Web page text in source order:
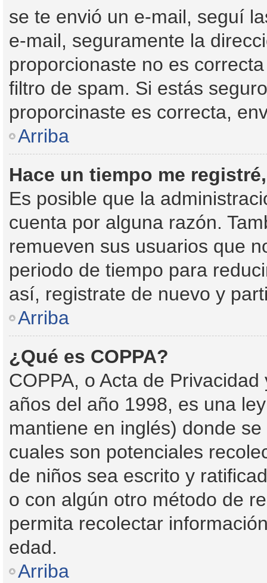
se te envió un e-mail, seguí
e-mail, seguramente la
proporcionaste no es
filtro de spam. Si estás
proporcinaste es correcta,
Arriba
Hace un tiempo me
Es posible que la
cuenta por alguna razón.
remueven sus usuarios que
periodo de tiempo para
así, registrate de nuevo y
Arriba
¿Qué es COPPA?
COPPA, o Acta de
años del año 1998, es una
mantiene en inglés) donde
cuales son potenciales
de niños sea escrito y
o con algún otro método de
permita recolectar
edad.
Arriba